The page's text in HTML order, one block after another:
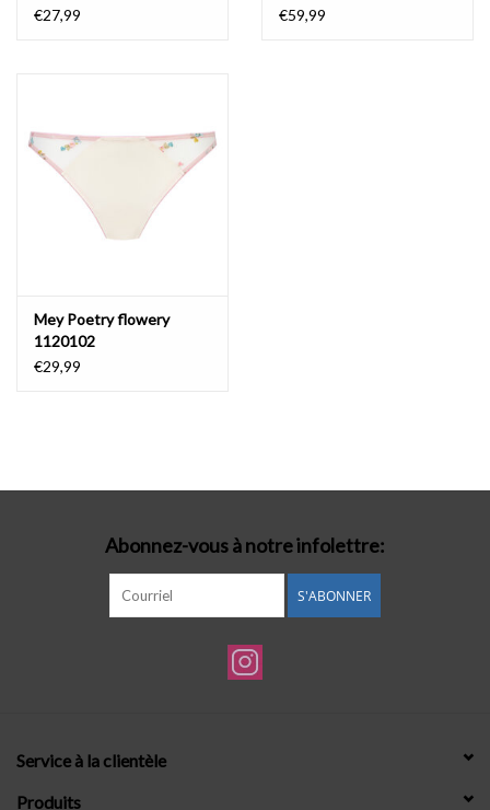
€27,99
€59,99
Mey Poetry flowery
1120102
€29,99
Abonnez-vous à notre infolettre:
S'ABONNER
Service à la clientèle
Produits